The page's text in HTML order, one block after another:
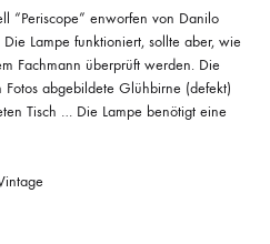
“Periscope” enworfen von Danilo
Lampe funktioniert, sollte aber, wie
Fachmann überprüft werden. Die
abgebildete Glühbirne (defekt)
Tisch … Die Lampe benötigt eine